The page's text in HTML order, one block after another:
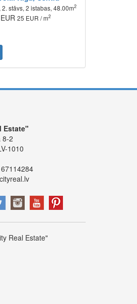
stāvs, 2 istabas, 48.00m2
25 EUR / m2
Estate"
8-2
1010
Real Estate"